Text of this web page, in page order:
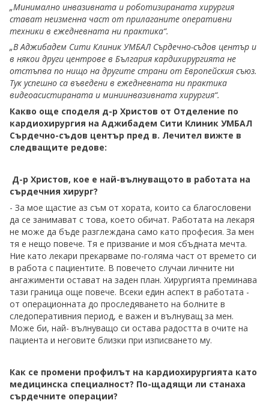
„Минимално инвазивната и роботизираната хирургия
стават неизменна част от прилаганите оперативни
техники в ежедневната ни практика“.
„В Аджибадем Сити Клиник УМБАЛ Сърдечно-съдов център и
в някои други центрове в България кардихирургията не
отстъпва по нищо на другите страни от Европейския съюз.
Тук успешно са въведени в ежедневната ни практика
видеоасистираната и миниинвазивната хирургия“.
Какво още споделя д-р Христов от Отделение по
кардиохирургия на Аджибадем Сити Клиник УМБАЛ
Сърдечно-съдов център пред в. Лечител вижте в
следващите редове:
Д-р Христов, кое е най-вълнуващото в работата на
сърдечния хирург?
- За мое щастие аз съм от хората, които са благословени
да се занимават с това, което обичат. Работата на лекаря
не може да бъде разглеждана само като професия. За мен
тя е нещо повече. Тя е призвание и моя сбъдната мечта.
Ние като лекари прекарваме по-голяма част от времето си
в работа с пациентите. В повечето случаи личните ни
ангажименти остават на заден план. Хирургията преминава
тази граница още повече. Всеки един аспект в работата -
от операционната до проследяването на болните в
следоперативния период, е важен и вълнуващ за мен.
Може би, най- вълнуващо си остава радостта в очите на
пациента и неговите близки при изписването му.
Как се промени профилът на кардиохирургията като
медицинска специалност? По-щадящи ли станаха
сърдечните операции?